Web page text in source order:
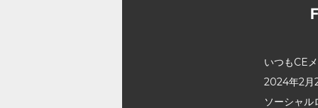
いつもCE
2024年2月
ソーシャ